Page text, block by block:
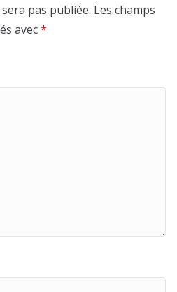
pas publiée. Les champs
avec*